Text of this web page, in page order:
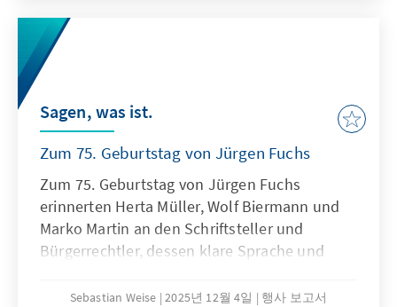
Sagen, was ist.
Zum 75. Geburtstag von Jürgen Fuchs
Zum 75. Geburtstag von Jürgen Fuchs
erinnerten Herta Müller, Wolf Biermann und
Marko Martin an den Schriftsteller und
Bürgerrechtler, dessen klare Sprache und
nachwirken. Ein Abend des Gedenkens, der
Sebastian Weise 2025년 12월 4일 행사 보고서